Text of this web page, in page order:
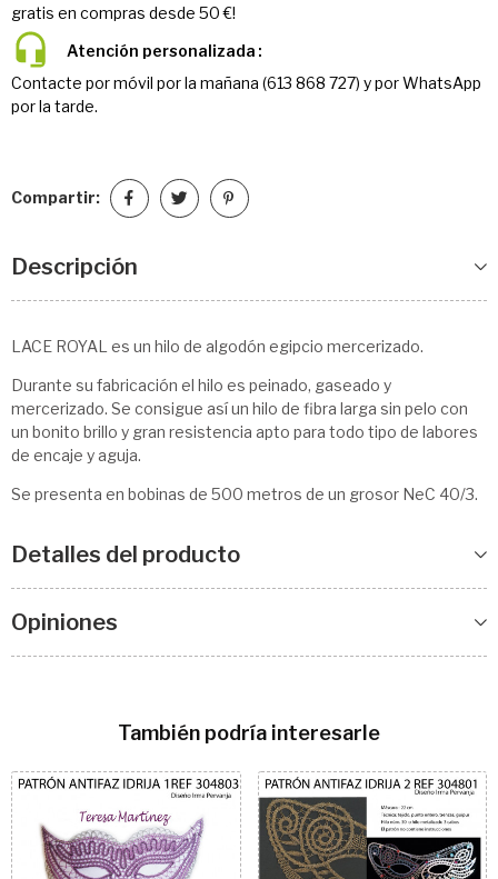
gratis en compras desde 50 €!
Atención personalizada
Contacte por móvil por la mañana (613 868 727) y por WhatsApp
por la tarde.
Compartir:
Descripción
LACE ROYAL es un hilo de algodón egipcio mercerizado.
Durante su fabricación el hilo es peinado, gaseado y
mercerizado. Se consigue así un hilo de fibra larga sin pelo con
un bonito brillo y gran resistencia apto para todo tipo de labores
de encaje y aguja.
Se presenta en bobinas de 500 metros de un grosor NeC 40/3.
Detalles del producto
Opiniones
También podría interesarle